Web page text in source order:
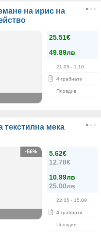
на ирис на
25.51€
49.89лв
21.05 - 1.10
4 грабнати
Пловдив
мека
5.62€
12.78€
10.99лв
25.00лв
22.05 - 15.09
4 грабнати
Пловдив
-56%